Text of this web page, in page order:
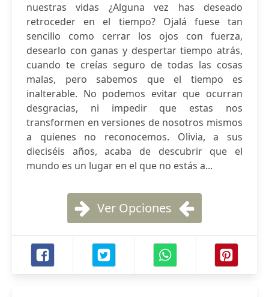
nuestras vidas ¿Alguna vez has deseado
retroceder en el tiempo? Ojalá fuese tan
sencillo como cerrar los ojos con fuerza,
desearlo con ganas y despertar tiempo atrás,
cuando te creías seguro de todas las cosas
malas, pero sabemos que el tiempo es
inalterable. No podemos evitar que ocurran
desgracias, ni impedir que estas nos
transformen en versiones de nosotros mismos
a quienes no reconocemos. Olivia, a sus
dieciséis años, acaba de descubrir que el
mundo es un lugar en el que no estás a...
Ver Opciones